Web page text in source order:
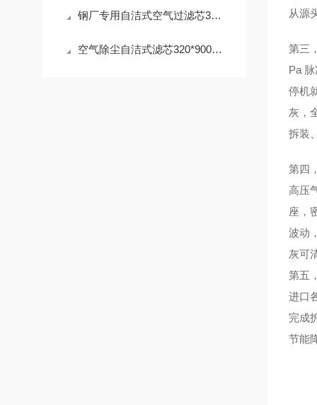
钢厂专用自洁式空气过滤芯320*900mm操作使用
空气除尘自洁式滤芯320*900mm 性能
从源
第三
Pa
停机
灰，
拆装
第四
高压
座，
波动
灰可
第五
进口
完成
节能